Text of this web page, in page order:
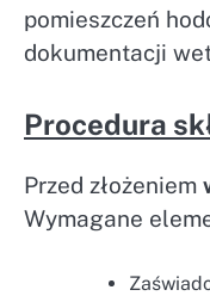
pomieszczeń
dokumentacji
Procedura
Przed złożeniem
Wymagane